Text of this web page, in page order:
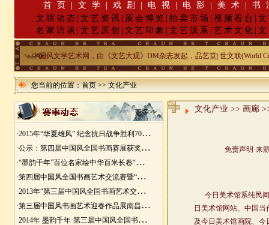
首页 |文学 |戏剧 电视 电影 美术 |书
文联动态 |文艺资讯 展会博览 |拍卖市场 |视频看台 |
名家访谈
|文艺原创 |文艺印象 |文艺派系 |艺术文化 |
中国风文学艺术网，由《文艺大观》DM杂志发起，品艺堂| 世文联(World
您当前的位置：首页>>文化产业
更多>>
·
2015年“华夏雄风” 纪念抗日战争胜利70周年书画展征稿
·
公示：第四届中国风全国书画赛展获奖入展名单
·
“墨韵千年”百位名家绘中华百米长卷“华夏五千年锦绣山河图”创作
·
第四届中国风全国书画艺术交流赛暨“华夏五千年锦绣山河图”百位名家绘中华百米长卷创作邀请展
·
2013年“第三届中国风全国书画艺术交流赛” 获奖名单
·
第三届中国风书画艺术迎春作品展南昌展胜利开幕
·
2014年 墨韵千年·第三届中国风全国书画艺术迎春作品展 南昌展
文化产业 >> 画廊